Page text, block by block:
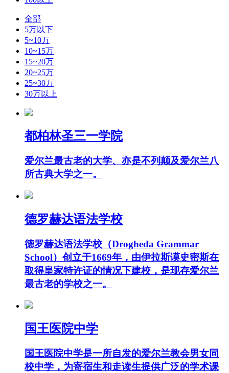
全部
5万以下
5~10万
10~15万
15~20万
20~25万
25~30万
30万以上
都柏林圣三一学院
爱尔兰最古老的大学、亦是不列颠及爱尔兰八
所古典大学之一。
德罗赫达语法学校
德罗赫达语法学校（Drogheda Grammar
School）创立于1669年，由伊拉斯谟史密斯在
取得皇家特许证的情况下建校，是现存爱尔兰
最古老的学校之一。
国王医院中学
国王医院中学是一所自发的爱尔兰教会男女同
校中学，为寄宿生和走读生提供广泛的学术课